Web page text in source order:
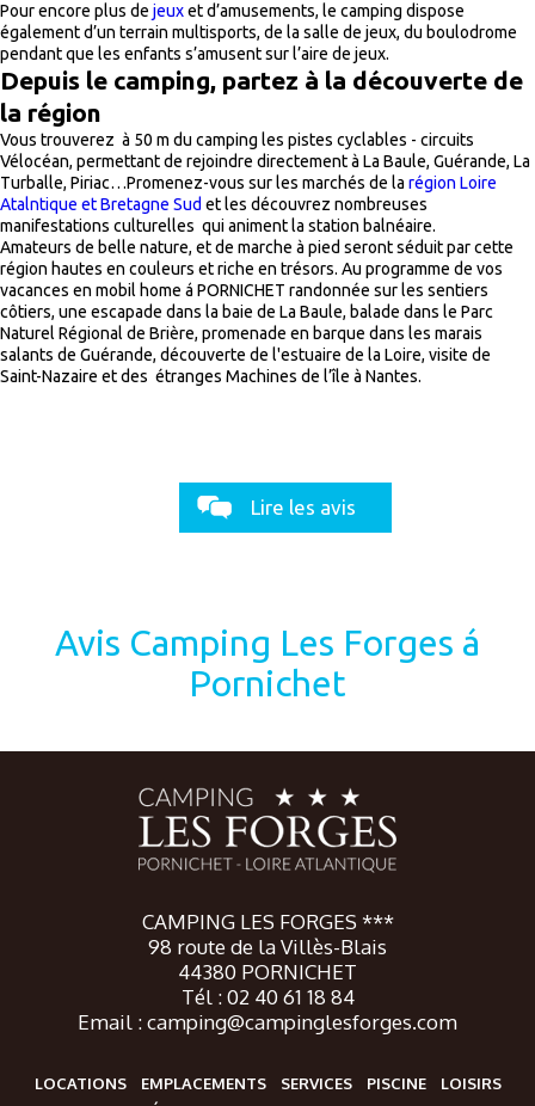
Pour encore plus de jeuxet d’amusements, le camping dispose
également d’un terrain multisports, de la salle de jeux, du boulodrome
pendant que les enfants s’amusent sur l’aire de jeux.
Depuis le camping, partez à la découverte de
la région
Vous trouverez à 50 m du camping les pistes cyclables - circuits
Vélocéan, permettant de rejoindre directement à La Baule, Guérande, La
Turballe, Piriac…Promenez-vous sur les marchés de la région Loire
Atalntique et Bretagne Sud et les découvrez nombreuses
manifestations culturelles qui animent la station balnéaire.
Amateurs de belle nature, et de marche à pied seront séduit par cette
région hautes en couleurs et riche en trésors. Au programme de vos
vacances en mobil home á PORNICHET randonnée sur les sentiers
côtiers, une escapade dans la baie de La Baule, balade dans le Parc
Naturel Régional de Brière, promenade en barque dans les marais
salants de Guérande, découverte de l'estuaire de la Loire, visite de
Saint-Nazaire et des étranges Machines de l’île à Nantes.
Lire les avis
Avis Camping Les Forges á
Pornichet
CAMPING LES FORGES ***
98 route de la Villès-Blais
44380 PORNICHET
Tél : 02 40 61 18 84
Email : camping@campinglesforges.com
LOCATIONS EMPLACEMENTS SERVICES PISCINE
LOISIRS